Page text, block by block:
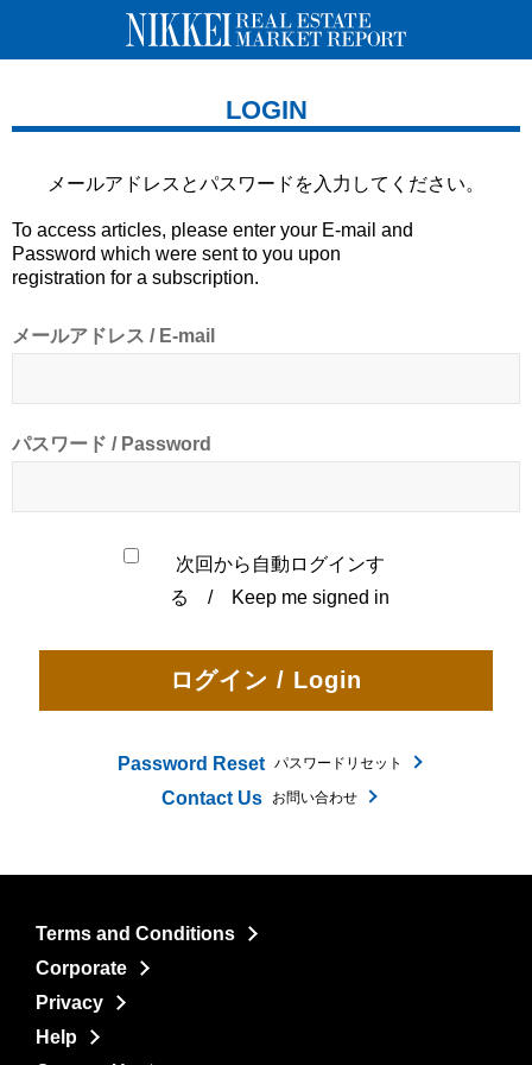
LOGIN
メールアドレスとパスワードを 入力してください。
To access articles, please enter your E-mail and
Password which were sent to you upon
registration for a subscription.
メールアドレス / E-mail
パスワード / Password
次回から自動ログインす
る / Keep me signed in
Password Reset パスワードリセット
Contact Us お問い合わせ
Terms and Conditions
Corporate
Privacy
Help